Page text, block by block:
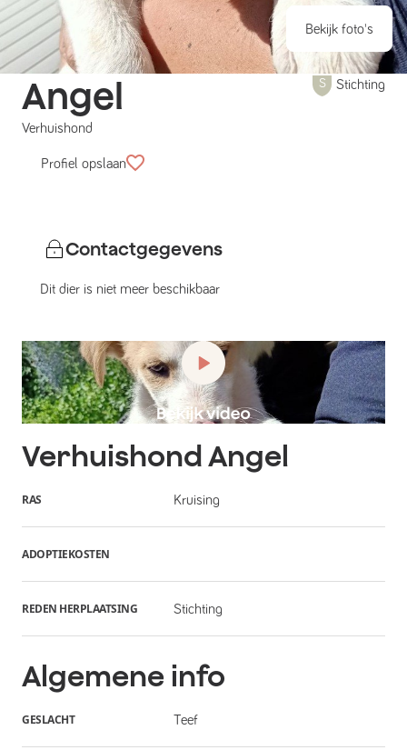
Bekijk foto's
Angel
Verhuishond
Stichting
Profiel opslaan
Contactgegevens
Dit dier is niet meer beschikbaar
VerhuishondAngel
RAS Kruising
ADOPTIEKOSTEN
REDEN HERPLAATSING Stichting
Algemene info
GESLACHT Teef